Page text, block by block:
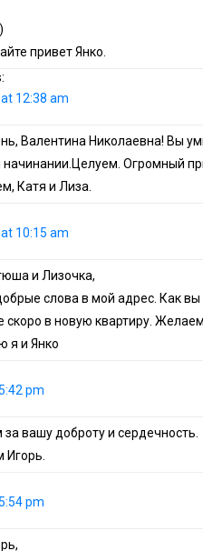
привет Янко.
12:38 am
Валентина Николаевна! Вы
начинании.Целуем. Огромный
Катя и Лиза.
10:15 am
и Лизочка,
слова в мой адрес. Как
скоро в новую квартиру.
я и Янко
pm
вашу доброту и сердечность.
pm